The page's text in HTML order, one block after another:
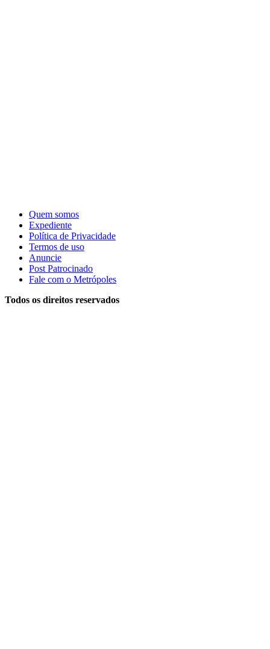
Quem somos
Expediente
Política de Privacidade
Termos de uso
Anuncie
Post Patrocinado
Fale com o Metrópoles
Todos os direitos reservados